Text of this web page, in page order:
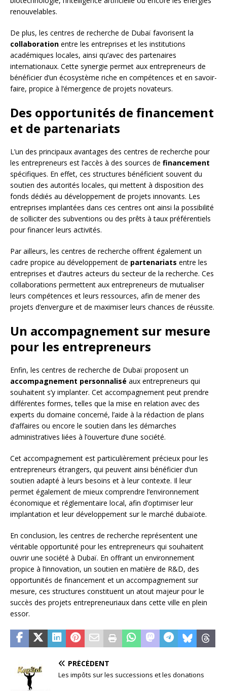
renouvelables.
De plus, les centres de recherche de Dubaï favorisent la
collaboration entre les entreprises et les institutions
académiques locales, ainsi qu’avec des partenaires
internationaux. Cette synergie permet aux entrepreneurs de
bénéficier d’un écosystème riche en compétences et en savoir-
faire, propice à l’émergence de projets novateurs.
Des opportunités de financement
et de partenariats
L’un des principaux avantages des centres de recherche pour
les entrepreneurs est l’accès à des sources de financement
spécifiques. En effet, ces structures bénéficient souvent du
soutien des autorités locales, qui mettent à disposition des
fonds dédiés au développement de projets innovants. Les
entreprises implantées dans ces centres ont ainsi la possibilité
de solliciter des subventions ou des prêts à taux préférentiels
pour financer leurs activités.
Par ailleurs, les centres de recherche offrent également un
cadre propice au développement de partenariats entre les
entreprises et d’autres acteurs du secteur de la recherche. Ces
collaborations permettent aux entrepreneurs de mutualiser
leurs compétences et leurs ressources, afin de mener des
projets d’envergure et de maximiser leurs chances de réussite.
Un accompagnement sur mesure
pour les entrepreneurs
Enfin, les centres de recherche de Dubaï proposent un
accompagnement personnalisé aux entrepreneurs qui
souhaitent s’y implanter. Cet accompagnement peut prendre
différentes formes, telles que la mise en relation avec des
experts du domaine concerné, l’aide à la rédaction de plans
d’affaires ou encore le soutien dans les démarches
administratives liées à l’ouverture d’une société.
Cet accompagnement est particulièrement précieux pour les
entrepreneurs étrangers, qui peuvent ainsi bénéficier d’un
soutien adapté à leurs besoins et à leur contexte. Il leur
permet également de mieux comprendre l’environnement
économique et réglementaire local, afin d’optimiser leur
implantation et leur développement sur le marché dubaïote.
En conclusion, les centres de recherche représentent une
véritable opportunité pour les entrepreneurs qui souhaitent
ouvrir une société à Dubaï. En offrant un environnement
propice à l’innovation, un soutien en matière de R&D, des
opportunités de financement et un accompagnement sur
mesure, ces structures constituent un atout majeur pour le
succès des projets entrepreneuriaux dans cette ville en plein
essor.
PRÉCÉDENT
Les impôts sur les successions et les donations